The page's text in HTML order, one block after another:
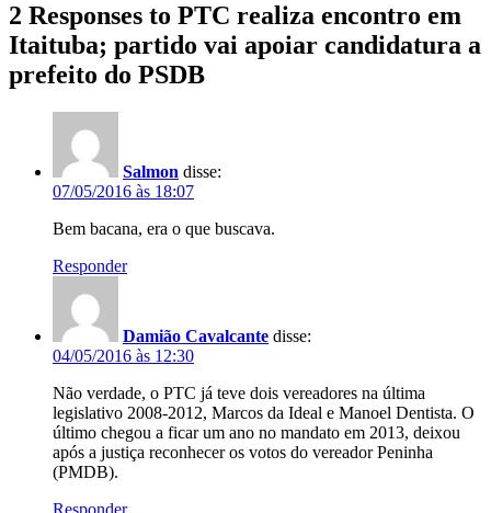
2 Responses to PTC realiza encontro em
Itaituba; partido vai apoiar candidatura a
prefeito do PSDB
Salmon disse:
07/05/2016 às 18:07
Bem bacana, era o que buscava.
Responder
Damião Cavalcante disse:
04/05/2016 às 12:30
Não verdade, o PTC já teve dois vereadores na última
legislativo 2008-2012, Marcos da Ideal e Manoel Dentista. O
último chegou a ficar um ano no mandato em 2013, deixou
após a justiça reconhecer os votos do vereador Peninha
(PMDB).
Responder